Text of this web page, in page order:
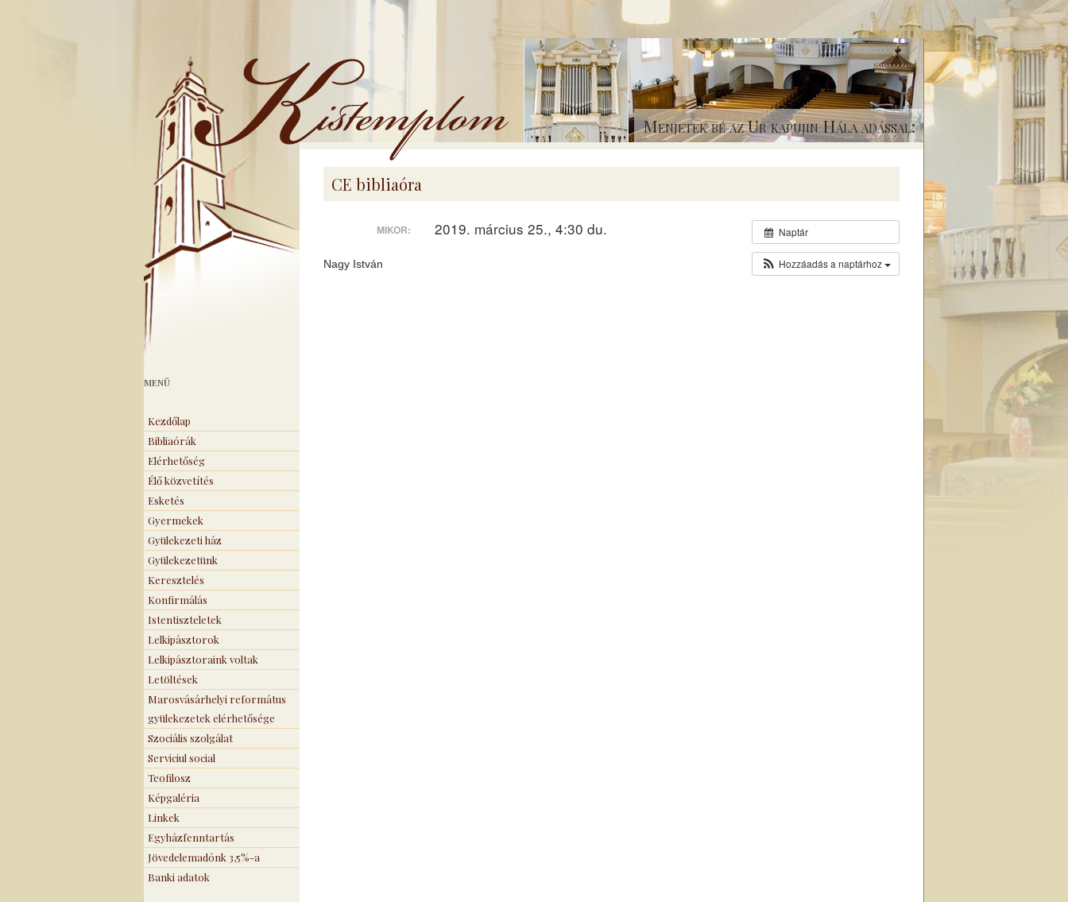
Kistemplom
Menjetek bé az Ur kapujin Hála adással:
MENÜ
Kezdőlap
Bibliaórák
Elérhetőség
Élő közvetítés
Esketés
Gyermekek
Gyülekezeti ház
Gyülekezetünk
Keresztelés
Konfirmálás
Istentiszteletek
Lelkipásztorok
Lelkipásztoraink voltak
Letöltések
Marosvásárhelyi református
gyülekezetek elérhetősége
Szociális szolgálat
Serviciul social
Teofilosz
Képgaléria
Linkek
Egyházfenntartás
Jövedelemadónk 3,5%-a
Banki adatok
CE bibliaóra
Naptár
Hozzáadás a naptárhoz
MIKOR: 2019. március 25., 4:30 du.
Nagy István